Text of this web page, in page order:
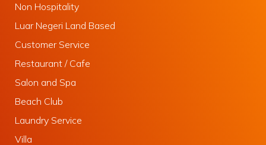
Non Hospitality
Luar Negeri Land Based
Customer Service
Restaurant / Cafe
Salon and Spa
Beach Club
Laundry Service
Villa